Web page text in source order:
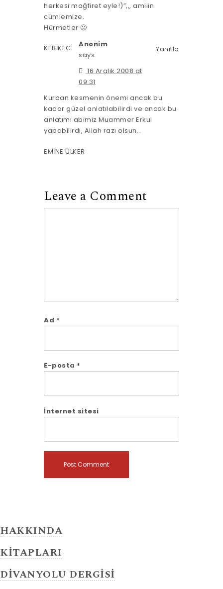
herkesi mağfiret eyle!)”,,, amiiin
cümlemize.
Hürmetler 🙂
KEBİKEC Yanıtla
Anonim
says:
16 Aralık 2008 at
09:31
Kurban kesmenin önemi ancak bu
kadar güzel anlatılabilirdi ve ancak bu
anlatımı abimiz Muammer Erkul
yapabilirdi, Allah razı olsun…
EMİNE ÜLKER
Leave a Comment
Ad *
E-posta *
İnternet sitesi
HAKKINDA
KİTAPLARI
DİVANYOLU DERGİSİ